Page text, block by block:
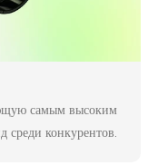
самым высоким
среди конкурентов.